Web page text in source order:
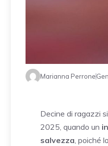
Marianna Perrone
Decine di ragazzi
2025, quando un
salvezza, poiché